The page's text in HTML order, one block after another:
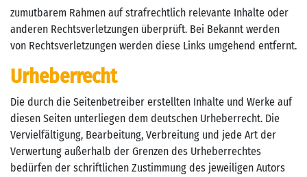
zumutbarem Rahmen auf strafrechtlich relevante Inhalte oder
anderen Rechtsverletzungen überprüft. Bei Bekannt werden
von Rechtsverletzungen werden diese Links umgehend entfernt.
Urheberrecht
Die durch die Seitenbetreiber erstellten Inhalte und Werke auf
diesen Seiten unterliegen dem deutschen Urheberrecht. Die
Vervielfältigung, Bearbeitung, Verbreitung und jede Art der
Verwertung außerhalb der Grenzen des Urheberrechtes
bedürfen der schriftlichen Zustimmung des jeweiligen Autors